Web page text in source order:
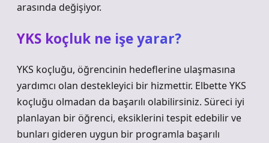
arasında değişiyor.
YKS koçluk ne işe yarar?
YKS koçluğu, öğrencinin hedeflerine ulaşmasına
yardımcı olan destekleyici bir hizmettir. Elbette YKS
koçluğu olmadan da başarılı olabilirsiniz. Süreci iyi
planlayan bir öğrenci, eksiklerini tespit edebilir ve
bunları gideren uygun bir programla başarılı